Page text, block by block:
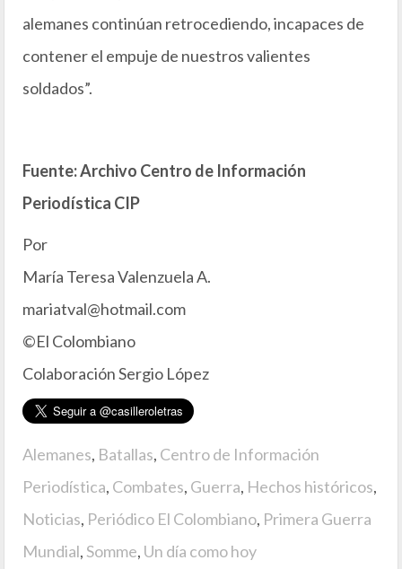
alemanes continúan retrocediendo, incapaces de
contener el empuje de nuestros valientes
soldados”.
Fuente: Archivo Centro de Información
Periodística CIP
Por
María Teresa Valenzuela A.
mariatval@hotmail.com
©El Colombiano
Colaboración Sergio López
Alemanes, Batallas, Centro de Información
Periodística, Combates, Guerra, Hechos históricos,
Noticias, Periódico El Colombiano, Primera Guerra
Mundial,Somme, Un día como hoy